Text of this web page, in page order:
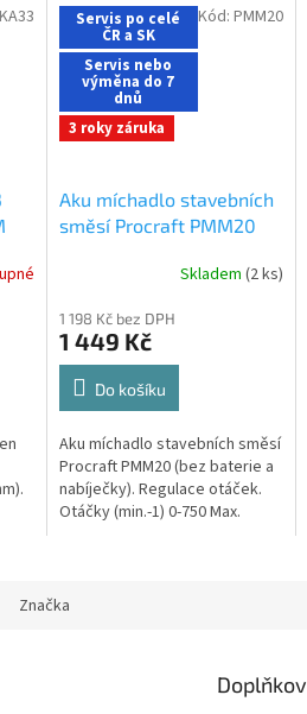
Servis po celé
ČR a SK
Servis nebo
výměna do 7
dnů
3 roky záruka
Aku míchadlo stavebních
směsí Procraft PMM20
Dárek + doprava zdarma
Skladem(2 ks)
1 198 Kč bez DPH
1 449 Kč
Do košíku
Aku míchadlo stavebních směsí
Procraft PMM20 (bez baterie a
nabíječky). Regulace otáček.
Otáčky (min.-1) 0-750 Max.
Kód:PMM20
Značka